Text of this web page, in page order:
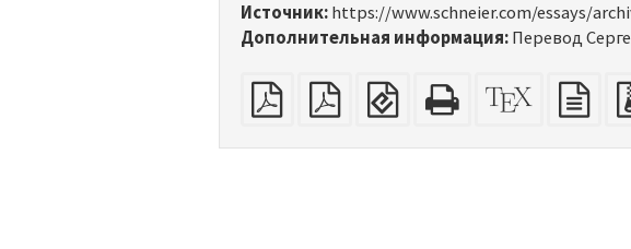
Источник: https://www.schneier.com/essays/
Дополнительная информация: Перевод
обычный
PDF
Спуск
полос
EPUB
(для
HTML
(подходит
Исходник
XeLaTeX